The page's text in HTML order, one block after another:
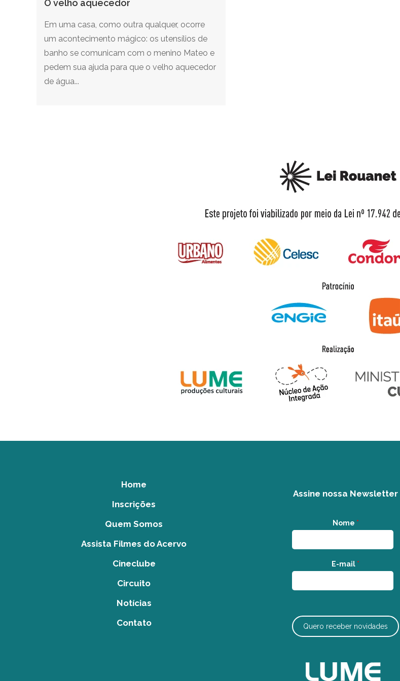
O velho aquecedor
Em uma casa, como outra qualquer, ocorre
um acontecimento mágico: os utensílios de
banho se comunicam com o menino Mateo e
pedem sua ajuda para que o velho aquecedor
de água...
Home
Inscrições
Quem Somos
Assista Filmes do Acervo
Cineclube
Circuito
Notícias
Contato
Assine nossa Newsletter
Nome *
E-mail *
Quero receber novidades